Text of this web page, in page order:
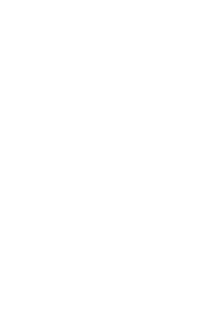
Diese Informationen helfen